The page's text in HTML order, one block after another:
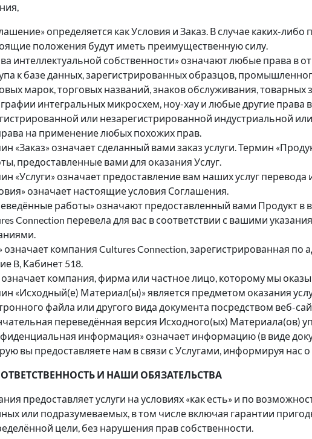
определяется как Условия и Заказ. В случае каких-
положения будут иметь преимущественную силу.
интеллектуальной собственности» означают любые права в
к базе данных, зарегистрированных образцов,
марок, торговых названий, знаков обслуживания,
интегральных микросхем, ноу-хау и любые другие права
или незарегистрированной индустриальной
на применение любых похожих прав.
«Заказ» означает сделанный вами заказ услуги. Термин
предоставленные вами для оказания Услуг.
«Услуги» означает предоставление вам наших услуг перевода
означает настоящие условия Соглашения.
работы» означают предоставленный вами Продукт в
Connection перевела для вас в соответствии с вашими
означает компания Cultures Connection, зарегистрированная по
B, Кабинет 518.
означает компания, фирма или частное лицо, которому мы
«Исходный(е) Материал(ы)» является предметом оказания
файла или другого вида документа посредством веб-
переведённая версия Исходного(ых) Материала(ов)
информация» означает информацию (в виде
вы предоставляете нам в связи с Услугами, информируя нас
И НАШИ ОБЯЗАТЕЛЬСТВА
предоставляет услуги на условиях «как есть» и по
или подразумеваемых, в том числе включая гарантии
цели, без нарушения прав собственности.